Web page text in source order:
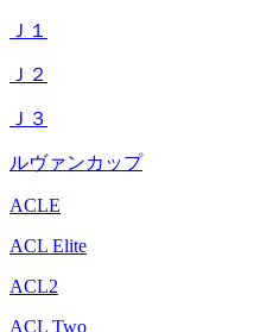
Ｊ１
Ｊ２
Ｊ３
ルヴァンカップ
ACLE
ACL Elite
ACL2
ACL Two